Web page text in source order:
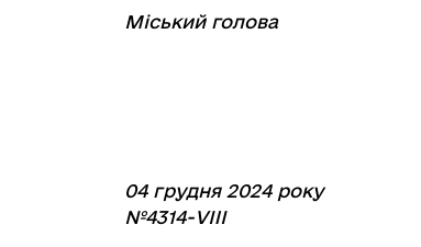
Міський голова
04 грудня 2024 року
№4314-VIII